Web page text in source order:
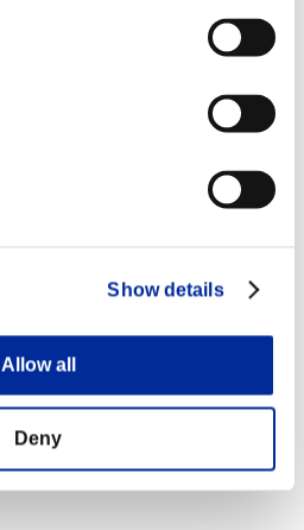
Show details
Allow all
Deny